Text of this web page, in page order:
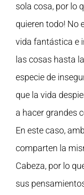
sola cosa, por lo
quieren todo! No
vida fantástica e
las cosas hasta
especie de
que la vida
a hacer grandes
En este caso,
comparten la
Cabeza, por lo
sus